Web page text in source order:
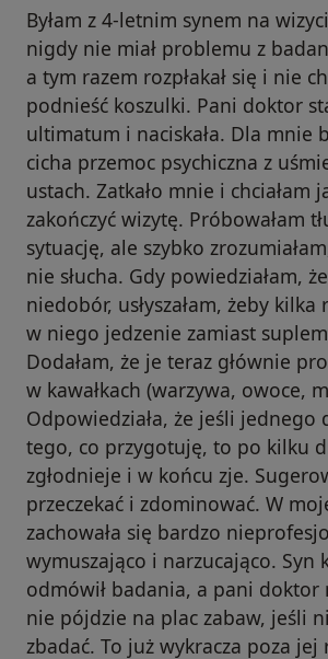
Byłam z 4-letnim synem na
nigdy nie miał problemu z
a tym razem rozpłakał się i nie
podnieść koszulki. Pani doktor
ultimatum i naciskała. Dla mnie
cicha przemoc psychiczna z
ustach. Zatkało mnie i chciałam
zakończyć wizytę. Próbowałam
sytuację, ale szybko
nie słucha. Gdy powiedziałam,
niedobór, usłyszałam, żeby kilka
w niego jedzenie zamiast
Dodałam, że je teraz głównie
w kawałkach (warzywa, owoce,
Odpowiedziała, że jeśli jednego
tego, co przygotuję, to po kilku
zgłodnieje i w końcu zje.
przeczekać i zdominować. W
zachowała się bardzo
wymuszająco i narzucająco. Syn
odmówił badania, a pani doktor
nie pójdzie na plac zabaw, jeśli
zbadać. To już wykracza poza jej